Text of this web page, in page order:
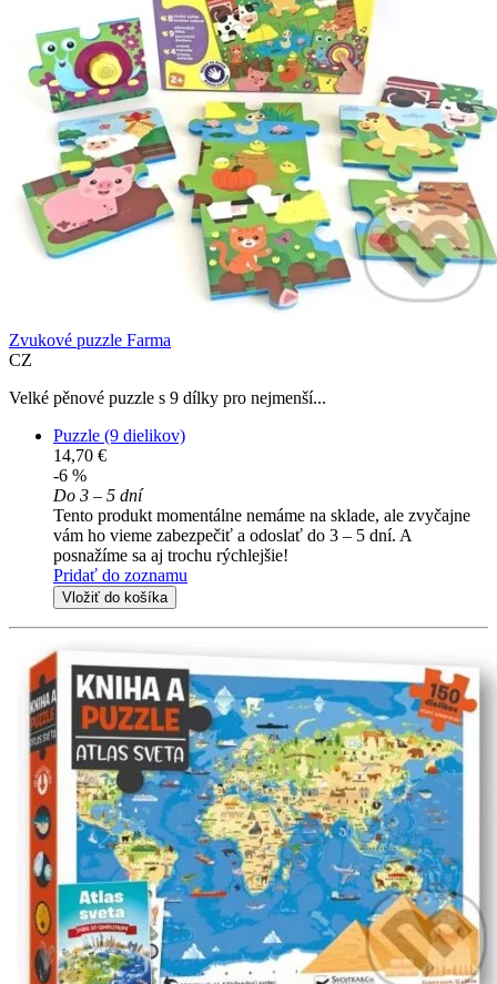
Zvukové puzzle Farma
CZ
Velké pěnové puzzle s 9 dílky pro nejmenší...
Puzzle (9 dielikov)
14,70 €
-6 %
Do 3 – 5 dní
Tento produkt momentálne nemáme na sklade, ale zvyčajne
vám ho vieme zabezpečiť a odoslať do 3 – 5 dní. A
posnažíme sa aj trochu rýchlejšie!
Pridať do zoznamu
Vložiť do košíka